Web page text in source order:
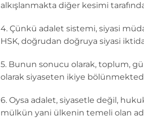
alkışlanmakta diğer kesimi
4. Çünkü adalet sistemi, siyasi
HSK, doğrudan doğruya siyasi
5. Bunun sonucu olarak, toplum,
olarak siyaseten ikiye
6. Oysa adalet, siyasetle değil,
mülkün yani ülkenin temeli olan